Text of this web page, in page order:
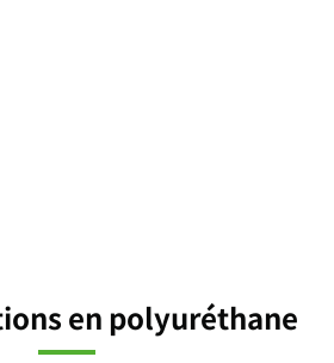
en polyuréthane